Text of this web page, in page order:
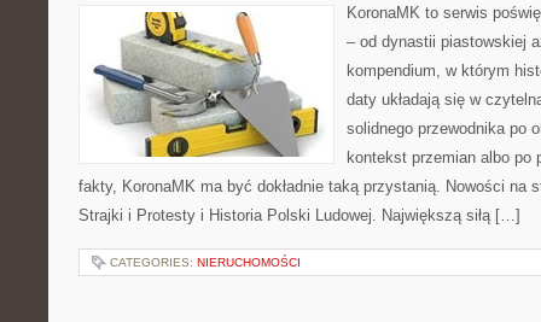
KoronaMK to serwis
– od dynastii piastowskiej
kompendium, w którym
daty układają się w
solidnego przewodnika po
kontekst przemian albo po
fakty, KoronaMK ma być dokładnie taką przystanią. Nowości na
Strajki i Protesty i Historia Polski Ludowej. Największą siłą […]
CATEGORIES: NIERUCHOMOŚCI